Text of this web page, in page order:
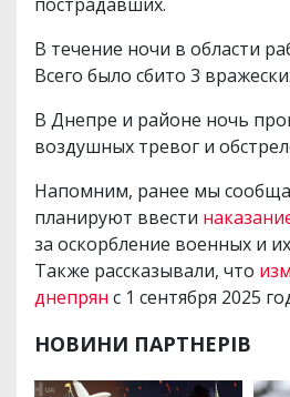
В течение ночи в области
Всего было сбито 3
В Днепре и районе ночь
воздушных тревог и
Напомним, ранее мы
планируют ввести
за оскорбление военных и
Также рассказывали, что
днепрян с 1 сентября 2025